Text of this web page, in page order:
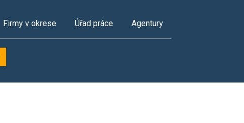
Firmy v okrese Úřad práce Agentury